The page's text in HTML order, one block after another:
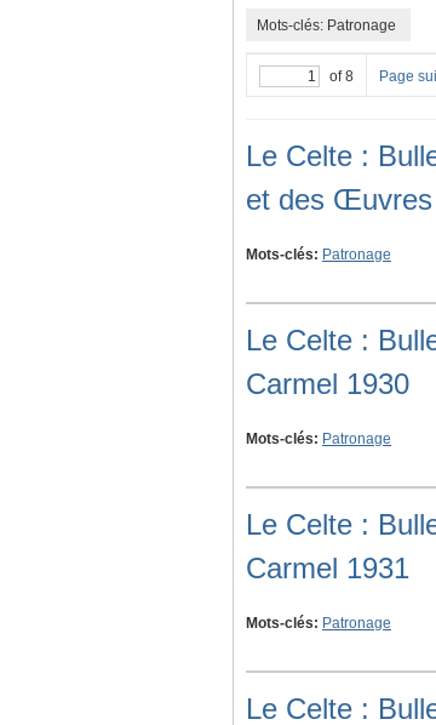
Mots-clés: Patronage
of 8 Page
Le Celte :
et des Œuvres
Mots-clés: Patronage
Le Celte :
Carmel 1930
Mots-clés: Patronage
Le Celte :
Carmel 1931
Mots-clés: Patronage
Le Celte :